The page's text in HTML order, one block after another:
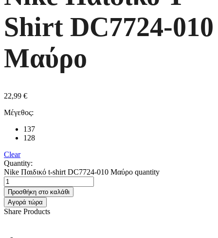
Shirt DC7724-010
Μαύρο
22,99 €
Μέγεθος:
137
128
Clear
Quantity:
Nike Παιδικό t-shirt DC7724-010 Μαύρο quantity
Προσθήκη στο καλάθι
Αγορά τώρα
Share Products